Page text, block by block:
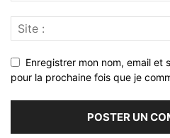
Enregistrer mon nom, email
pour la prochaine fois que je